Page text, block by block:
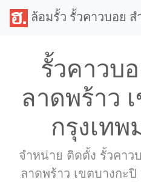
ล้อมรั้ว รั้วคาวบอย
รั้วคาวบ
ลาดพร้าว
กรุงเท
จำหน่าย ติดตั้ง รั้วคา
ลาดพร้าว เขตบางกะ